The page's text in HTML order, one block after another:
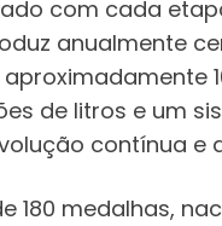
com cada
anualmente
aproximadamente
de litros e um
contínua e
180 medalhas,